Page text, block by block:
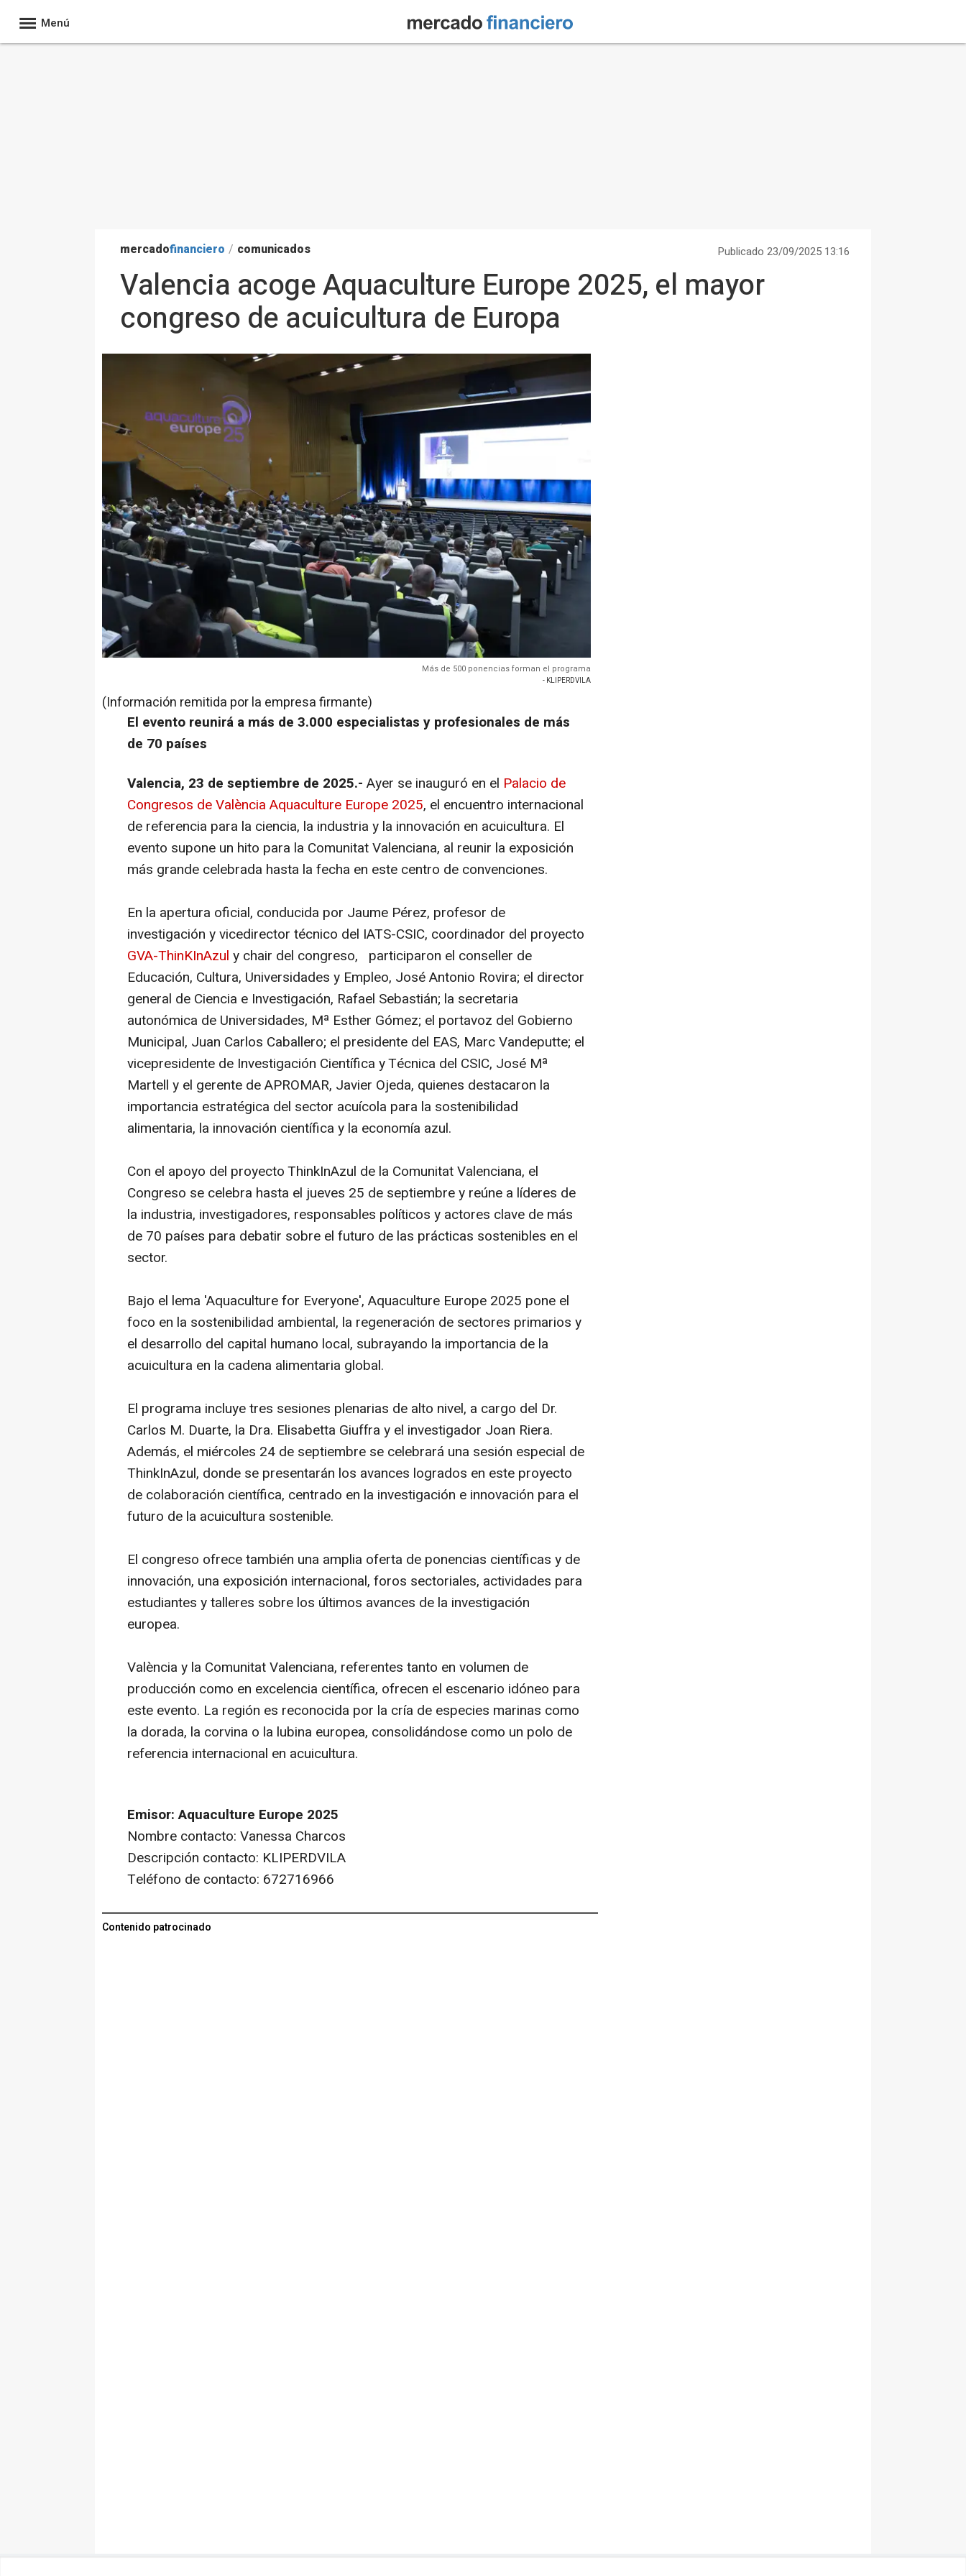
Menú
mercadofinanciero / comunicados Publicado 23/09/2025 13:16
Valencia acoge Aquaculture Europe 2025, el mayor
congreso de acuicultura de Europa
Más de 500 ponencias forman el programa
- KLIPERDVILA
(Información remitida por la empresa firmante)
El evento reunirá a más de 3.000 especialistas y profesionales de más
de 70 países
Valencia, 23 de septiembre de 2025.- Ayer se inauguró en el Palacio de
Congresos de València Aquaculture Europe 2025, el encuentro internacional
de referencia para la ciencia, la industria y la innovación en acuicultura. El
evento supone un hito para la Comunitat Valenciana, al reunir la exposición
más grande celebrada hasta la fecha en este centro de convenciones.
En la apertura oficial, conducida por Jaume Pérez, profesor de
investigación y vicedirector técnico del IATS-CSIC, coordinador del proyecto
GVA-ThinKInAzul y chair del congreso, participaron el conseller de
Educación, Cultura, Universidades y Empleo, José Antonio Rovira; el director
general de Ciencia e Investigación, Rafael Sebastián; la secretaria
autonómica de Universidades, Mª Esther Gómez; el portavoz del Gobierno
Municipal, Juan Carlos Caballero; el presidente del EAS, Marc Vandeputte; el
vicepresidente de Investigación Científica y Técnica del CSIC, José Mª
Martell y el gerente de APROMAR, Javier Ojeda, quienes destacaron la
importancia estratégica del sector acuícola para la sostenibilidad
alimentaria, la innovación científica y la economía azul.
Con el apoyo del proyecto ThinkInAzul de la Comunitat Valenciana, el
Congreso se celebra hasta el jueves 25 de septiembre y reúne a líderes de
la industria, investigadores, responsables políticos y actores clave de más
de 70 países para debatir sobre el futuro de las prácticas sostenibles en el
sector.
Bajo el lema 'Aquaculture for Everyone', Aquaculture Europe 2025 pone el
foco en la sostenibilidad ambiental, la regeneración de sectores primarios y
el desarrollo del capital humano local, subrayando la importancia de la
acuicultura en la cadena alimentaria global.
El programa incluye tres sesiones plenarias de alto nivel, a cargo del Dr.
Carlos M. Duarte, la Dra. Elisabetta Giuffra y el investigador Joan Riera.
Además, el miércoles 24 de septiembre se celebrará una sesión especial de
ThinkInAzul, donde se presentarán los avances logrados en este proyecto
de colaboración científica, centrado en la investigación e innovación para el
futuro de la acuicultura sostenible.
El congreso ofrece también una amplia oferta de ponencias científicas y de
innovación, una exposición internacional, foros sectoriales, actividades para
estudiantes y talleres sobre los últimos avances de la investigación
europea.
València y la Comunitat Valenciana, referentes tanto en volumen de
producción como en excelencia científica, ofrecen el escenario idóneo para
este evento. La región es reconocida por la cría de especies marinas como
la dorada, la corvina o la lubina europea, consolidándose como un polo de
referencia internacional en acuicultura.
Emisor: Aquaculture Europe 2025
Nombre contacto: Vanessa Charcos
Descripción contacto: KLIPERDVILA
Teléfono de contacto: 672716966
Contenido patrocinado